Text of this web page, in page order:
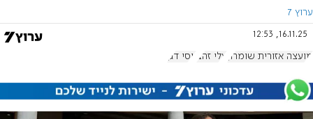
ערוץ 7
16.11.25, 12:53
מועצה אזורית שומרון עלי זהב יוסי דגן